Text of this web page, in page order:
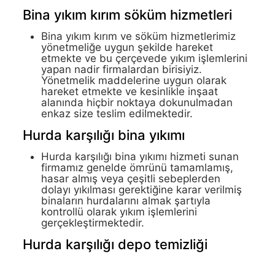
Bina yıkım kırım söküm hizmetleri
Bina yıkım kırım ve söküm hizmetlerimiz
yönetmeliğe uygun şekilde hareket
etmekte ve bu çerçevede yıkım işlemlerini
yapan nadir firmalardan birisiyiz.
Yönetmelik maddelerine uygun olarak
hareket etmekte ve kesinlikle inşaat
alanında hiçbir noktaya dokunulmadan
enkaz size teslim edilmektedir.
Hurda karşılığı bina yıkımı
Hurda karşılığı bina yıkımı hizmeti sunan
firmamız genelde ömrünü tamamlamış,
hasar almış veya çeşitli sebeplerden
dolayı yıkılması gerektiğine karar verilmiş
binaların hurdalarını almak şartıyla
kontrollü olarak yıkım işlemlerini
gerçekleştirmektedir.
Hurda karşılığı depo temizliği